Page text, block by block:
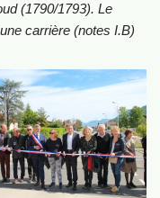
(1790/1793). Le
carrière (notes I.B)